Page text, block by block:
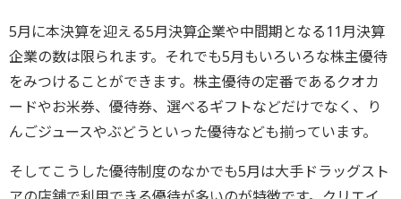
5月に本決算を迎える5月決算企業や中間期となる11月決算
企業の数は限られます。それでも5月もいろいろな株主優待
をみつけることができます。株主優待の定番であるクオカ
ードやお米券、優待券、選べるギフトなどだけでなく、り
んごジュースやぶどうといった優待なども揃っています。
そしてこうした優待制度のなかでも5月は大手ドラッグスト